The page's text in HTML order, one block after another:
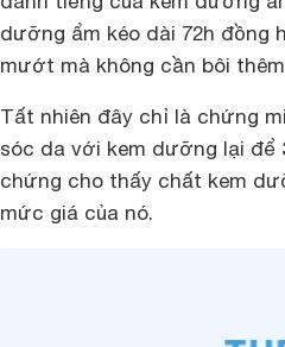
dưỡng ẩm kéo dài 72h đồng
mướt mà không cần bôi
Tất nhiên đây chỉ là chứng
sóc da với kem dưỡng lại để
chứng cho thấy chất kem
mức giá của nó.